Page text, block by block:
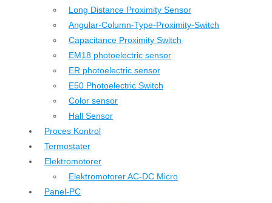
Long Distance Proximity Sensor
Angular-Column-Type-Proximity-Switch
Capacitance Proximity Switch
EM18 photoelectric sensor
ER photoelectric sensor
E50 Photoelectric Switch
Color sensor
Hall Sensor
Proces Kontrol
Termostater
Elektromotorer
Elektromotorer AC-DC Micro
Panel-PC